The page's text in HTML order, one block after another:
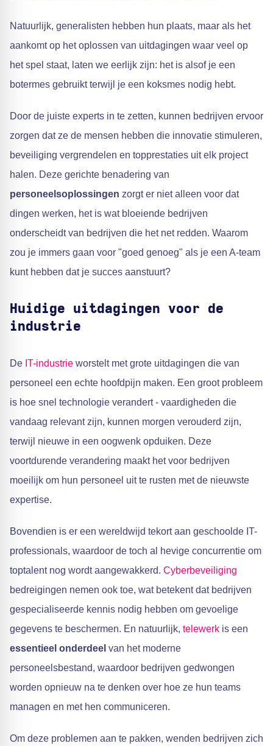
Natuurlijk, generalisten hebben hun plaats, maar als het
aankomt op het oplossen van uitdagingen waar veel op
het spel staat, laten we eerlijk zijn: het is alsof je een
botermes gebruikt terwijl je een koksmes nodig hebt.
Door de juiste experts in te zetten, kunnen bedrijven ervoor
zorgen dat ze de mensen hebben die innovatie stimuleren,
beveiliging vergrendelen en topprestaties uit elk project
halen. Deze gerichte benadering van
personeelsoplossingen zorgt er niet alleen voor dat
dingen werken, het is wat bloeiende bedrijven
onderscheidt van bedrijven die het net redden. Waarom
zou je immers gaan voor "goed genoeg" als je een A-team
kunt hebben dat je succes aanstuurt?
Huidige uitdagingen voor de
industrie
De IT-industrie worstelt met grote uitdagingen die van
personeel een echte hoofdpijn maken. Een groot probleem
is hoe snel technologie verandert - vaardigheden die
vandaag relevant zijn, kunnen morgen verouderd zijn,
terwijl nieuwe in een oogwenk opduiken. Deze
voortdurende verandering maakt het voor bedrijven
moeilijk om hun personeel uit te rusten met de nieuwste
expertise.
Bovendien is er een wereldwijd tekort aan geschoolde IT-
professionals, waardoor de toch al hevige concurrentie om
toptalent nog wordt aangewakkerd. Cyberbeveiliging
bedreigingen nemen ook toe, wat betekent dat bedrijven
gespecialiseerde kennis nodig hebben om gevoelige
gegevens te beschermen. En natuurlijk, telewerk is een
essentieel onderdeel van het moderne
personeelsbestand, waardoor bedrijven gedwongen
worden opnieuw na te denken over hoe ze hun teams
managen en met hen communiceren.
Om deze problemen aan te pakken, wenden bedrijven zich